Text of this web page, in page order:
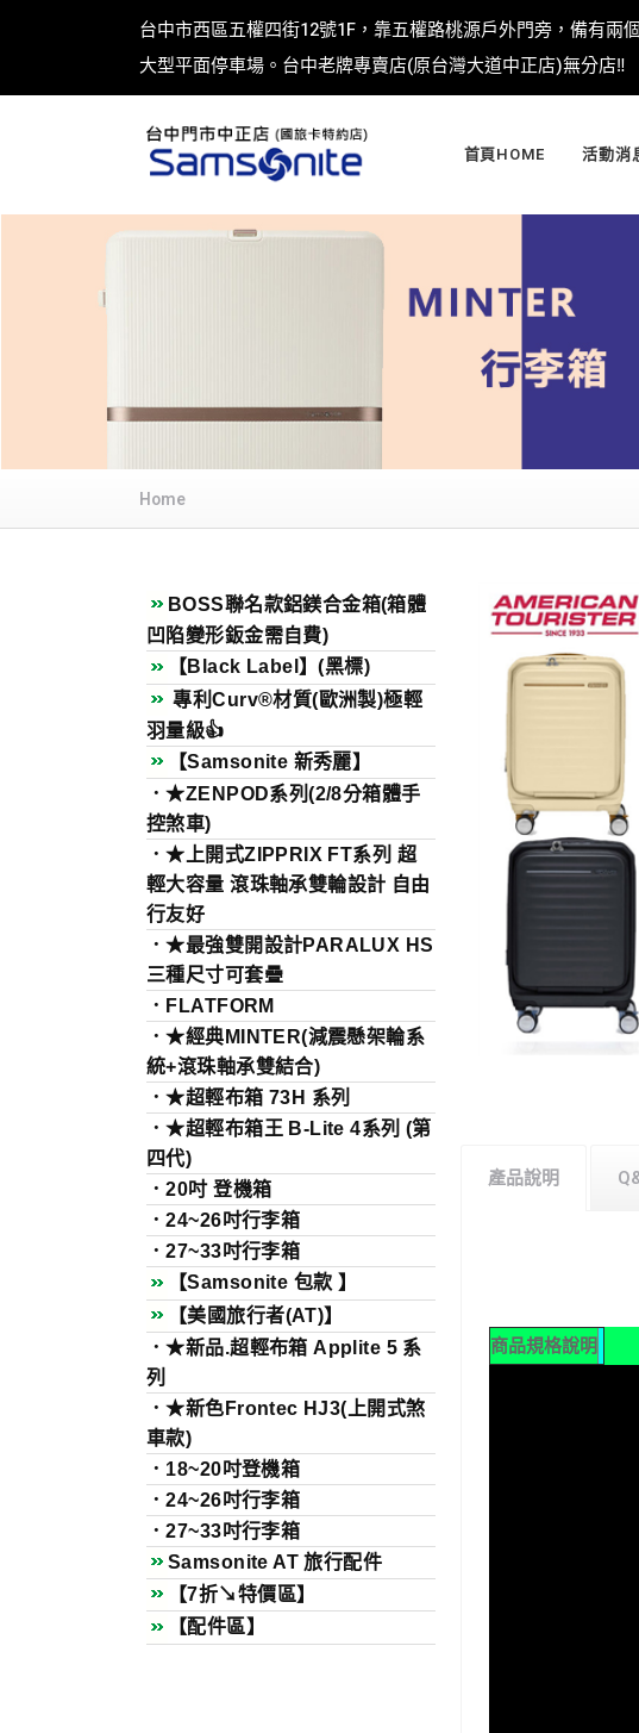
台中市西區五權四街12號1F，靠五權路桃源戶外門旁，備有兩個
大型平面停車場。台中老牌專賣店(原台灣大道中正店)無分店‼️
首頁HOME 活動消
Home
BOSS聯名款鋁鎂合金箱(箱體
凹陷變形鈑金需自費)
【Black Label】(黑標)
專利Curv®材質(歐洲製)極輕
羽量級👍
【Samsonite 新秀麗】
．★ZENPOD系列(2/8分箱體手
控煞車)
．★上開式ZIPPRIX FT系列 超
輕大容量 滾珠軸承雙輪設計 自由
行友好
．★最強雙開設計PARALUX HS
三種尺寸可套疊
．FLATFORM
．★經典MINTER(減震懸架輪系
統+滾珠軸承雙結合)
．★超輕布箱 73H 系列
．★超輕布箱王 B-Lite 4系列 (第
四代)
．20吋 登機箱
．24~26吋行李箱
．27~33吋行李箱
【Samsonite 包款 】
【美國旅行者(AT)】
．★新品.超輕布箱 Applite 5 系
列
．★新色Frontec HJ3(上開式煞
車款)
．18~20吋登機箱
．24~26吋行李箱
．27~33吋行李箱
Samsonite AT 旅行配件
【7折↘️特價區】
【配件區】
產品說明
商品規格說明